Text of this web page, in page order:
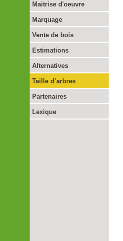
Maitrise d'oeuvre
Marquage
Vente de bois
Estimations
Alternatives
Taille d’arbres
Partenaires
Lexique